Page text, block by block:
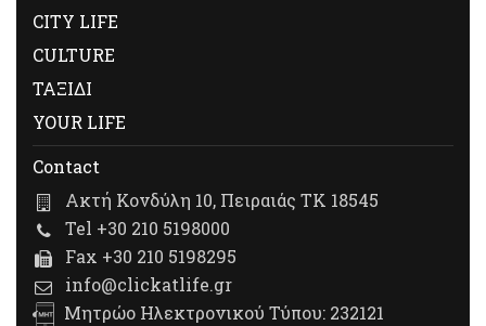
CITY LIFE
CULTURE
ΤΑΞΙΔΙ
YOUR LIFE
Contact
Ακτή Κονδύλη 10, Πειραιάς ΤΚ 18545
Tel +30 210 5198000
Fax +30 210 5198295
info@clickatlife.gr
Μητρώο Ηλεκτρονικού Τύπου: 232121